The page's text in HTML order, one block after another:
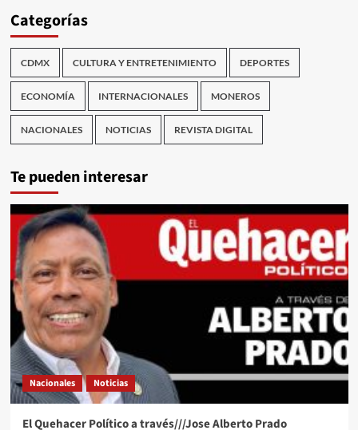
Categorías
CDMX CULTURA Y ENTRETENIMIENTO DEPORTES
ECONOMÍA INTERNACIONALES MONEROS
NACIONALES NOTICIAS REVISTA DIGITAL
Te pueden interesar
Nacionales Noticias
El Quehacer Político a través///Jose Alberto Prado